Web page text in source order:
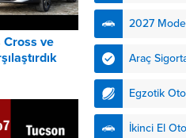
Cross ve
2027
Araç
Egzotik
İkinci El